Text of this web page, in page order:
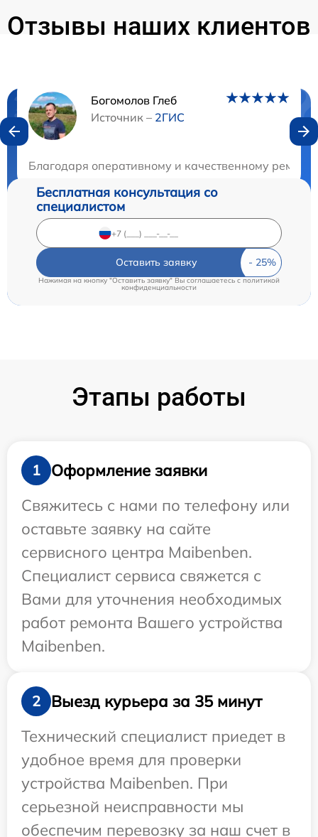
Отзывы наших клиентов
Богомолов Глеб
Источник – 2ГИС
Благодаря оперативному и качественному
Нужна консультация?
Бесплатная консультация со
специалистом
Оставить заявку
Нажимая на кнопку "Оставить заявку" Вы соглашаетесь cполитикой
конфиденциальности
Этапы работы
1
Оформление заявки
Свяжитесь с нами по телефону или
оставьте заявку на сайте
сервисного центра Maibenben.
Специалист сервиса свяжется с
Вами для уточнения необходимых
работ ремонта Вашего устройства
Maibenben.
2
Выезд курьера за 35 минут
Технический специалист приедет в
удобное время для проверки
устройства Maibenben. При
серьезной неисправности мы
обеспечим перевозку за наш счет в